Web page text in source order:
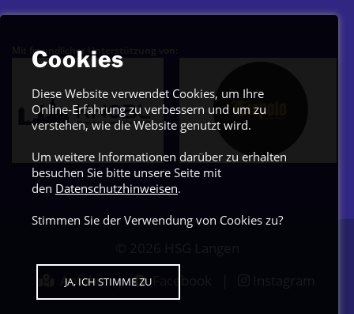
Mit freundlicher Unterstützung von:
Anfahrt |
Cookies
Diese Website verwendet Cookies, um Ihre
Online-Erfahrung zu verbessern und um zu
verstehen, wie die Website genutzt wird.
Um weitere Informationen darüber zu erhalten
besuchen Sie bitte unsere Seite mit
den Datenschutzhinweisen.
Stimmen Sie der Verwendung von Cookies zu?
JA, ICH STIMME ZU